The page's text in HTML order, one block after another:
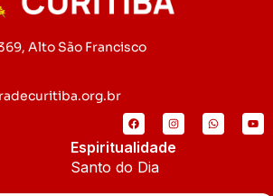
Alto São Francisco
Espiritualidade
Santo do Dia